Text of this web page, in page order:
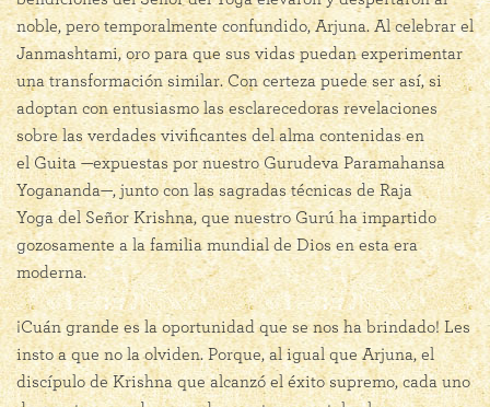
noble, pero temporalmente confundido, Arjuna. Al celebrar el
Janmashtami, oro para que sus vidas puedan experimentar
una transformación similar. Con certeza puede ser así, si
adoptan con entusiasmo las esclarecedoras revelaciones
sobre las verdades vivificantes del alma contenidas en
el Guita —expuestas por nuestro Gurudeva Paramahansa
Yogananda—, junto con las sagradas técnicas de Raja
Yoga del Señor Krishna, que nuestro Gurú ha impartido
gozosamente a la familia mundial de Dios en esta era
moderna.
¡Cuán grande es la oportunidad que se nos ha brindado! Les
insto a que no la olviden. Porque, al igual que Arjuna, el
discípulo de Krishna que alcanzó el éxito supremo, cada uno